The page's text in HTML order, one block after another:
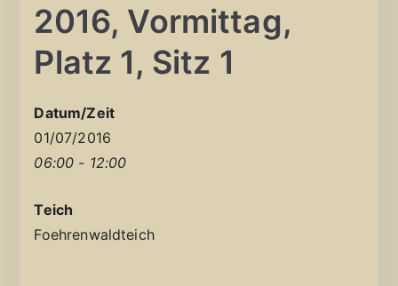
2016, Vormittag,
Platz 1, Sitz 1
Datum/Zeit
01/07/2016
06:00 - 12:00
Teich
Foehrenwaldteich